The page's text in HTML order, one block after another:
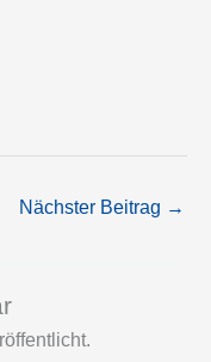
Nächster Beitrag →